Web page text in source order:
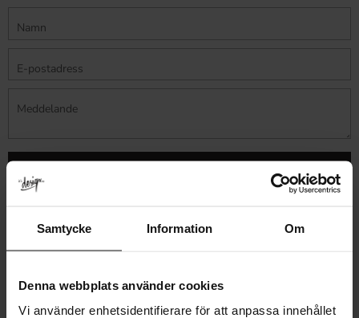
Samtycke Information Om
Denna webbplats använder cookies
Vi använder enhetsidentifierare för att anpassa innehållet
Kundfrågor - kontakt@itsdesign.se
Kundfrågor (Vardagar 10.00 - 17.00) - 013 - 10 10 05